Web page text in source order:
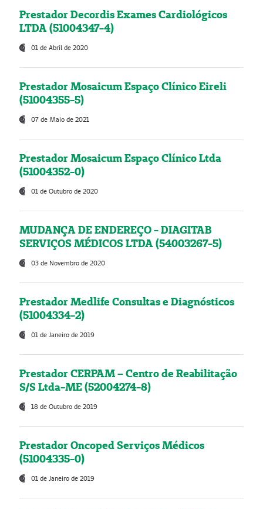
Prestador Decordis Exames Cardiológicos
LTDA (51004347-4)
01 de Abril de 2020
Prestador Mosaicum Espaço Clínico Eireli
(51004355-5)
07 de Maio de 2021
Prestador Mosaicum Espaço Clínico Ltda
(51004352-0)
01 de Outubro de 2020
MUDANÇA DE ENDEREÇO - DIAGITAB
SERVIÇOS MÉDICOS LTDA (54003267-5)
03 de Novembro de 2020
Prestador Medlife Consultas e Diagnósticos
(51004334-2)
01 de Janeiro de 2019
Prestador CERPAM – Centro de Reabilitação
S/S Ltda-ME (52004274-8)
18 de Outubro de 2019
Prestador Oncoped Serviços Médicos
(51004335-0)
01 de Janeiro de 2019